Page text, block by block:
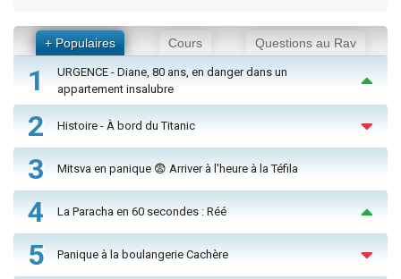
+ Populaires Cours Questions au Rav
1
URGENCE - Diane, 80 ans, en danger dans un
appartement insalubre
2 Histoire - À bord du Titanic
3 Mitsva en panique 😨 Arriver à l'heure à la Téfila
4 La Paracha en 60 secondes : Réé
5 Panique à la boulangerie Cachère